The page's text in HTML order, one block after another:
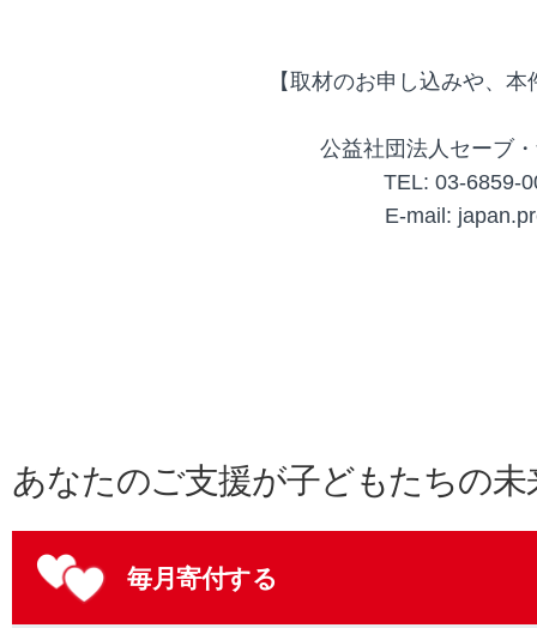
【取材のお申し込みや、
公益社団法人セーブ
TEL: 03-6859-
E-mail:
あなたのご支援が子どもたちの
毎月寄付する